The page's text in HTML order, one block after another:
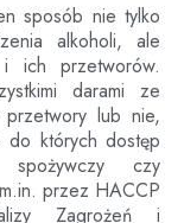
sposób nie tylko
alkoholi, ale
ich przetworów.
darami ze
lub nie,
do których dostęp
spożywczy czy
przez HACCP
Zagrożeń i